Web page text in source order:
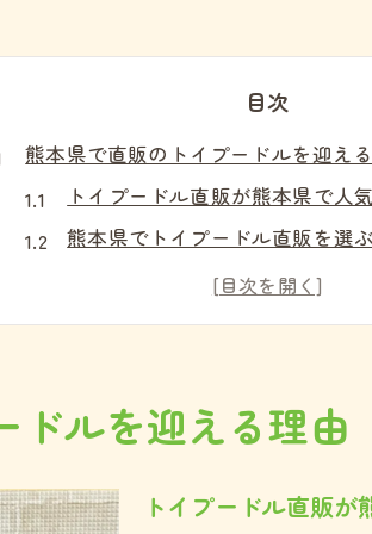
目次
熊本県で直販のトイプードルを迎え
トイプードル直販が熊本県で人
熊本県でトイプードル直販を選
トイプードル直販と他の購入方法
熊本県で直販トイプードルの魅
健康重視なら直販で選ぶトイプードル
トイプードル直販で健康な子犬を
熊本県の直販ならトイプードル
ドルを迎える理由
トイプードル直販